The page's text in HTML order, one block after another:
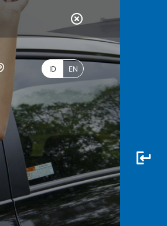
ID EN
PALING
BANYAK
DICARI